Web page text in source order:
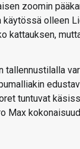
zoomin
olleen
kattauksen,
tallennustilalla
tuntuvat
Max